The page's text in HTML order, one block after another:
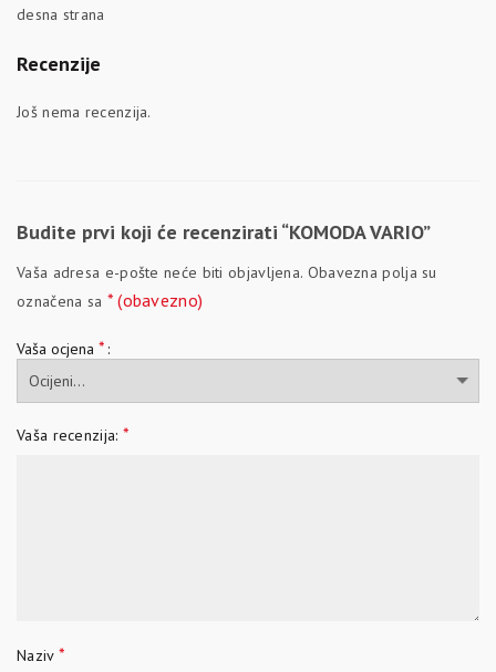
desna strana
Recenzije
Još nema recenzija.
Budite prvi koji će recenzirati “KOMODA VARIO”
Vaša adresa e-pošte neće biti objavljena. Obavezna polja su
označena sa * (obavezno)
Vaša ocjena *
Vaša recenzija: *
Naziv *